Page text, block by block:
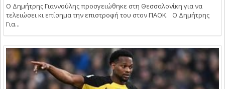
Ο Δημήτρης Γιαννούλης προσγειώθηκε στη Θεσσαλονίκη για να
τελειώσει κι επίσημα την επιστροφή του στον ΠΑΟΚ. Ο Δημήτρης
Για...